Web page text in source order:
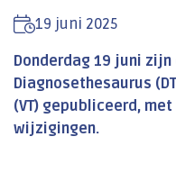
19 juni 2025
Donderdag 19 juni
Diagnosethesaurus
(VT) gepubliceerd,
wijzigingen.